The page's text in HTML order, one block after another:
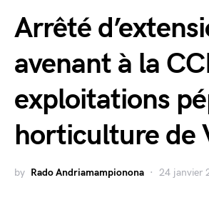
Arrêté
avenant à la
exploitations
horticulture de
by Rado Andriamampionona 24 janvier